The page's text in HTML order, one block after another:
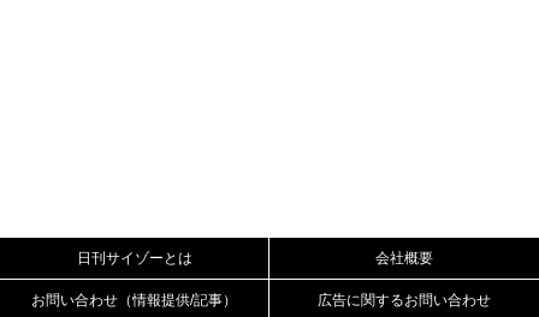
日刊サイゾーとは 会社概要
お問い合わせ（情報提供/記事） 広告に関するお問い合わせ